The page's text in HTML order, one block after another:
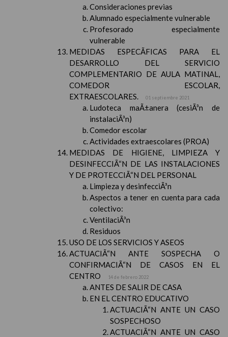
Consideraciones previas
Alumnado especialmente vulnerable
Profesorado especialmente
vulnerable
MEDIDAS ESPECÃFICAS PARA EL
DESARROLLO DEL SERVICIO
COMPLEMENTARIO DE AULA MATINAL,
COMEDOR ESCOLAR,
EXTRAESCOLARES.
01 septiembre 2021
Ludoteca maÃ±anera (cesiÃ³n de
instalaciÃ³n)
Comedor escolar
Actividades extraescolares (PROA)
MEDIDAS DE HIGIENE, LIMPIEZA Y
DESINFECCIÃ“N DE LAS INSTALACIONES
Y DE PROTECCIÃ“N DEL PERSONAL
Limpieza y desinfecciÃ³n
Aspectos a tener en cuenta para cada
colectivo:
VentilaciÃ³n
Residuos
USO DE LOS SERVICIOS Y ASEOS
ACTUACIÃ“N ANTE SOSPECHA O
CONFIRMACIÃ“N DE CASOS EN EL
CENTRO
14 de febrero 2022
ANTES DE SALIR DE CASA
EN EL CENTRO EDUCATIVO
ACTUACIÃ“N ANTE UN CASO
SOSPECHOSO
ACTUACIÃ“N ANTE UN CASO